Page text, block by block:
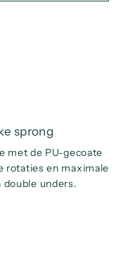
sprong
met de PU‑gecoate
rotaties en maximale
double unders.